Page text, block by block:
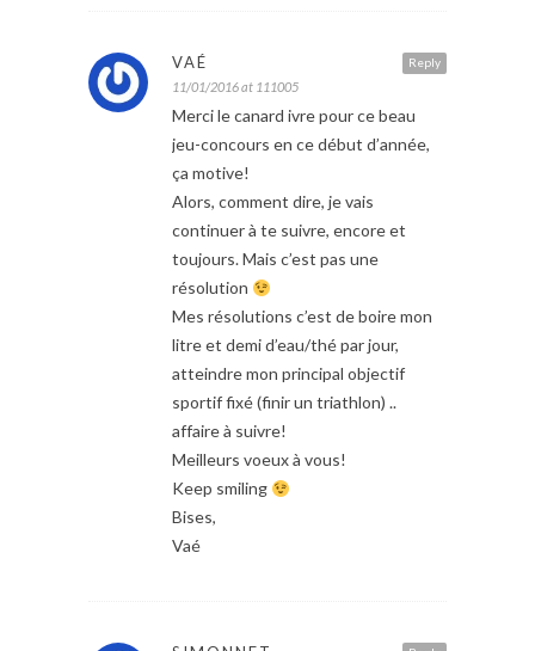
Reply
VAÉ
11/01/2016 at 111005
Merci le canard ivre pour ce beau
jeu-concours en ce début d’année,
ça motive!
Alors, comment dire, je vais
continuer à te suivre, encore et
toujours. Mais c’est pas une
résolution
Mes résolutions c’est de boire mon
litre et demi d’eau/thé par jour,
atteindre mon principal objectif
sportif fixé (finir un triathlon) ..
affaire à suivre!
Meilleurs voeux à vous!
Keep smiling
Bises,
Vaé